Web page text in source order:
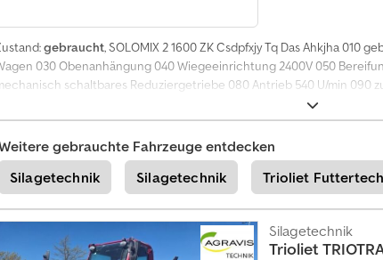
4
9
2
0
1
8
8
9
5
5
0
7
gebraucht, SOLOMIX 2 1600 ZK Csdpfxjy Tq Das Ahkjha 010
030 Obenanhängung 040 Wiegeeinrichtung 2400V 050
schaltbares Reduziergetriebe 080 Antrieb 540 U/min 090
gebrauchte Fahrzeuge entdecken
Silagetechnik
Silagetechnik Trioliet
Silagetechnik
Trioliet